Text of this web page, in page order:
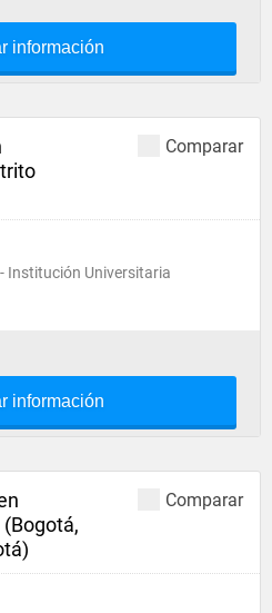
información
Comparar
Institución Universitaria
información
Comparar